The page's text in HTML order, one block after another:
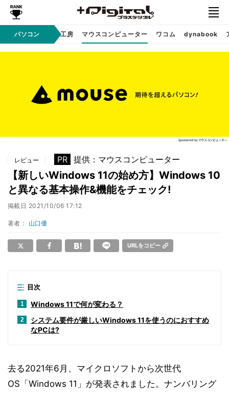
パソコンパソコン工房 マウスコンピューター ワコム dynabook
レビュー PR 提供：マウスコンピューター
【新しいWindows 11の始め方】Windows 10
と異なる基本操作&機能をチェック!
掲載日 2021/10/06 17:12
著者： 山口優
URLをコピー
目次
1 Windows 11で何が変わる？
2
システム要件が厳しいWindows 11を使うのにおすすめ
なPCは?
去る2021年6月、マイクロソフトから次世代
OS「Windows 11」が発表されました。ナンバリング